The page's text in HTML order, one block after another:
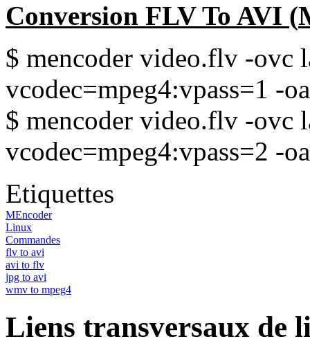
Conversion FLVTo AVI (
$ mencoder video.flv -ovc
vcodec=mpeg4:vpass=1 -
$ mencoder video.flv -ovc
vcodec=mpeg4:vpass=2 -
Etiquettes
MEncoder
Linux
Commandes
flv to avi
avi to flv
jpg to avi
wmv to mpeg4
Liens transversaux de